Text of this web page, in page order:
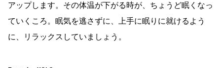
アップします。その体温が下がる時が、ちょうど眠くなっ
ていくころ。眠気を逃さずに、上手に眠りに就けるよう
に、リラックスしていましょう。